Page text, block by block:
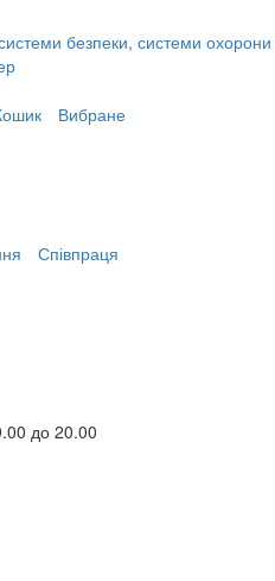
Вибране
Співпраця
до 20.00